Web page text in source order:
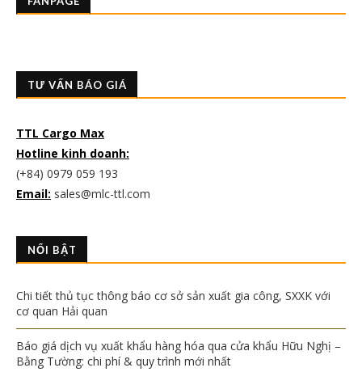
TƯ VẤN BÁO GIÁ
TTL Cargo Max
Hotline kinh doanh:
(+84) 0979 059 193
Email: sales@mlc-ttl.com
NỔI BẬT
Chi tiết thủ tục thông báo cơ sở sản xuất gia công, SXXK với
cơ quan Hải quan
Báo giá dịch vụ xuất khẩu hàng hóa qua cửa khẩu Hữu Nghị –
Bằng Tường: chi phí & quy trình mới nhất